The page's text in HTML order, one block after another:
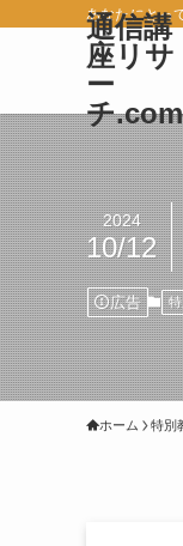
あなたにとっ
通信講
座リサ
ー
チ.com
2024
10/12
広告
ホーム 特別